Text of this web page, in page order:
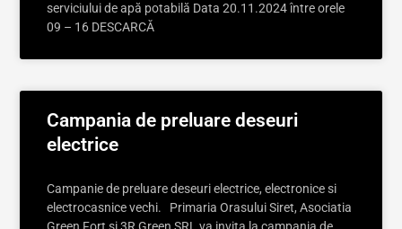
serviciului de apă potabilă Data 20.11.2024 între orele
09 – 16 DESCARCĂ
Campania de preluare deseuri
electrice
Campanie de preluare deseuri electrice, electronice si
electrocasnice vechi. Primaria Orasului Siret, Asociatia